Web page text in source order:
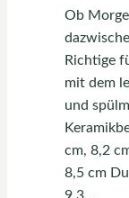
Ob
Richtige
mit dem
und
cm, 8,2
8,5 cm